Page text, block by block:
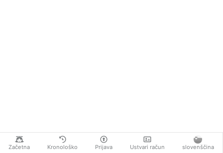
Začetna Kronološko Prijava Ustvari račun slovenščina